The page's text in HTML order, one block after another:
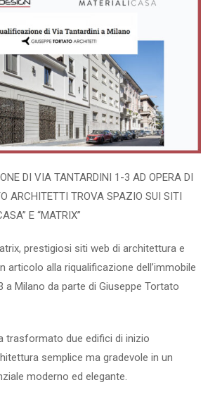
DI VIA TANTARDINI 1-3 AD OPERA DI
ARCHITETTI TROVA SPAZIO SUI SITI
E “MATRIX”
prestigiosi siti web di architettura e
articolo alla riqualificazione dell’immobile
a Milano da parte di Giuseppe Tortato
trasformato due edifici di inizio
semplice ma gradevole in un
moderno ed elegante.